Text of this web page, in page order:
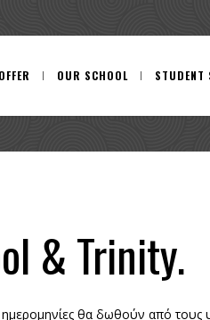
OUR SCHOOL STUDENT
& Trinity.
ημερομηνίες θα δωθούν από